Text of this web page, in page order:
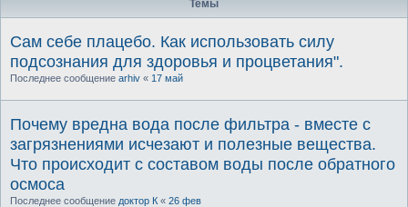
Темы
Сам себе плацебо. Как использовать силу
подсознания для здоровья и процветания".
Последнее сообщение arhiv « 17 май
Почему вредна вода после фильтра - вместе с
загрязнениями исчезают и полезные вещества.
Что происходит с составом воды после обратного
осмоса
Последнее сообщение доктор К « 26 фев